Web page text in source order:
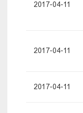
2017-04-11
2017-04-11
2017-04-11